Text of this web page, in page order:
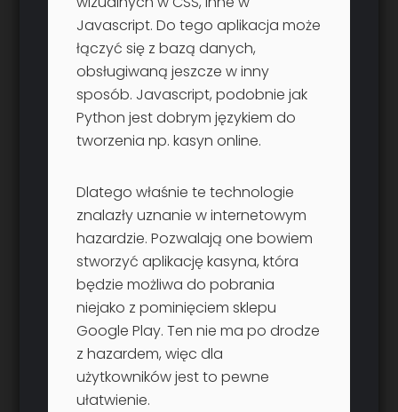
Javascript. Do tego aplikacja może
łączyć się z bazą danych,
obsługiwaną jeszcze w inny
sposób. Javascript, podobnie jak
Python jest dobrym językiem do
tworzenia np. kasyn online.
Dlatego właśnie te technologie
znalazły uznanie w internetowym
hazardzie. Pozwalają one bowiem
stworzyć aplikację kasyna, która
będzie możliwa do pobrania
niejako z pominięciem sklepu
Google Play. Ten nie ma po drodze
z hazardem, więc dla
użytkowników jest to pewne
ułatwienie.